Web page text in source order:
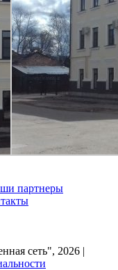
партнеры
сеть", 2026 |